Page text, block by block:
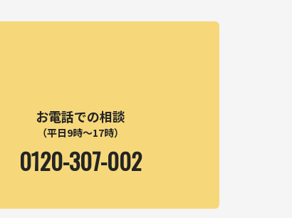
お電話での相談
（平日9時～17時）
0120-307-002